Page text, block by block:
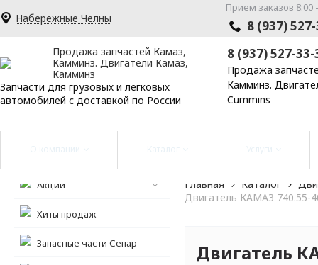
Набережные Челны
Прием заказов 8:00
8 (937)
Продажа запчастей Камаз,
Камминз. Двигатели Камаз,
Камминз
Запчасти для грузовых и легковых
автомобилей с доставкой по России
8 (937) 527-33-
Продажа
Камминз.
Cummins
Акции
Хиты продаж
Запасные части Сепар
Главная Каталог
Двигатель КАМАЗ 740.55-
Двигатель